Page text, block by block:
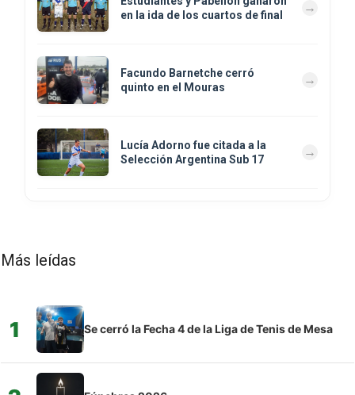
en la ida de los cuartos de final
Facundo Barnetche cerró
quinto en el Mouras
Lucía Adorno fue citada a la
Selección Argentina Sub 17
Más leídas
1 Se cerró la Fecha 4 de la Liga de Tenis de Mesa